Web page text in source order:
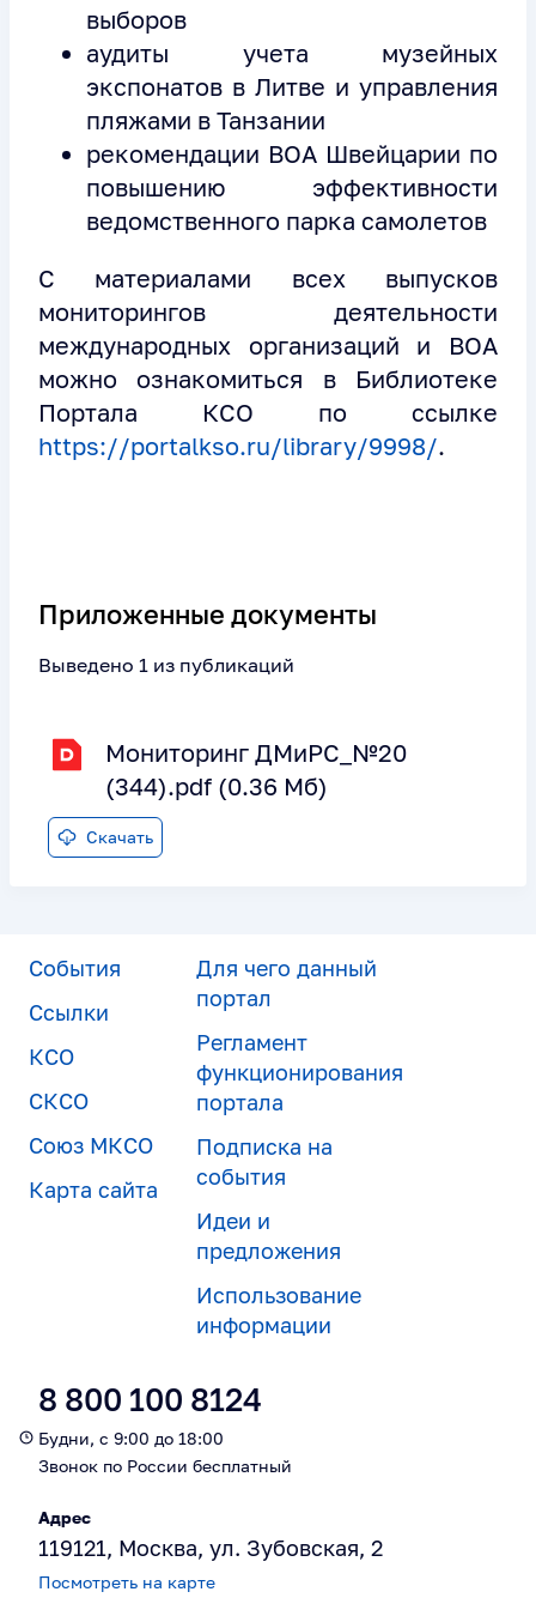
выборов
аудиты учета музейных
экспонатов в Литве и управления
пляжами в Танзании
рекомендации ВОА Швейцарии по
повышению эффективности
ведомственного парка самолетов
С материалами всех выпусков
мониторингов деятельности
международных организаций и ВОА
можно ознакомиться в Библиотеке
Портала КСО по ссылке
https://portalkso.ru/library/9998/.
Приложенные документы
Выведено 1 из публикаций
Мониторинг ДМиРС_№20
(344).pdf (0.36 Мб)
Скачать
События
Ссылки
КСО
СКСО
Союз МКСО
Карта сайта
Для чего данный
портал
Регламент
функционирования
портала
Подписка на
события
Идеи и
предложения
Использование
информации
8 800 100 8124
Будни, с 9:00 до 18:00
Звонок по России бесплатный
Адрес
119121, Москва, ул. Зубовская, 2
Посмотреть на карте